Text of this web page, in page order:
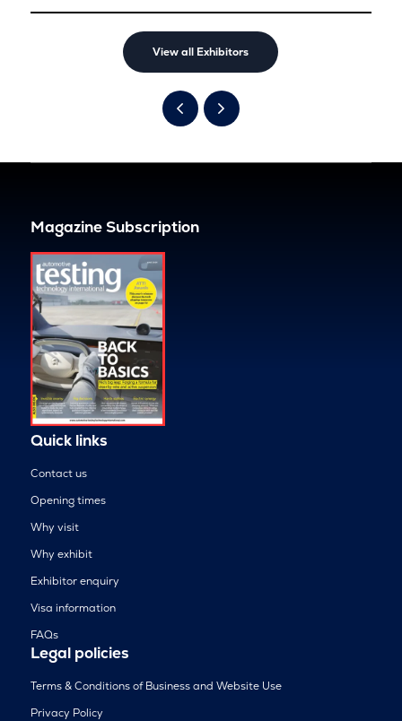
View all Exhibitors
Magazine Subscription
Quick links
Contact us
Opening times
Why visit
Why exhibit
Exhibitor enquiry
Visa information
FAQs
Legal policies
Terms & Conditions of Business and Website Use
Privacy Policy